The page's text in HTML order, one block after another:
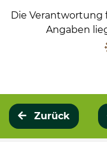
Die Verantwortung
Angaben
Zurück